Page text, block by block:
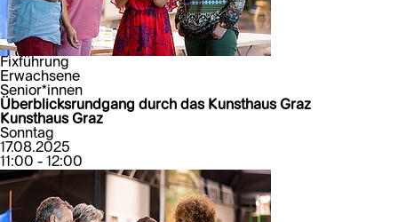
Fixführung
Erwachsene
Senior*innen
Überblicksrundgang durch das Kunsthaus Graz
Kunsthaus Graz
Sonntag
17.08.2025
11:00 - 12:00